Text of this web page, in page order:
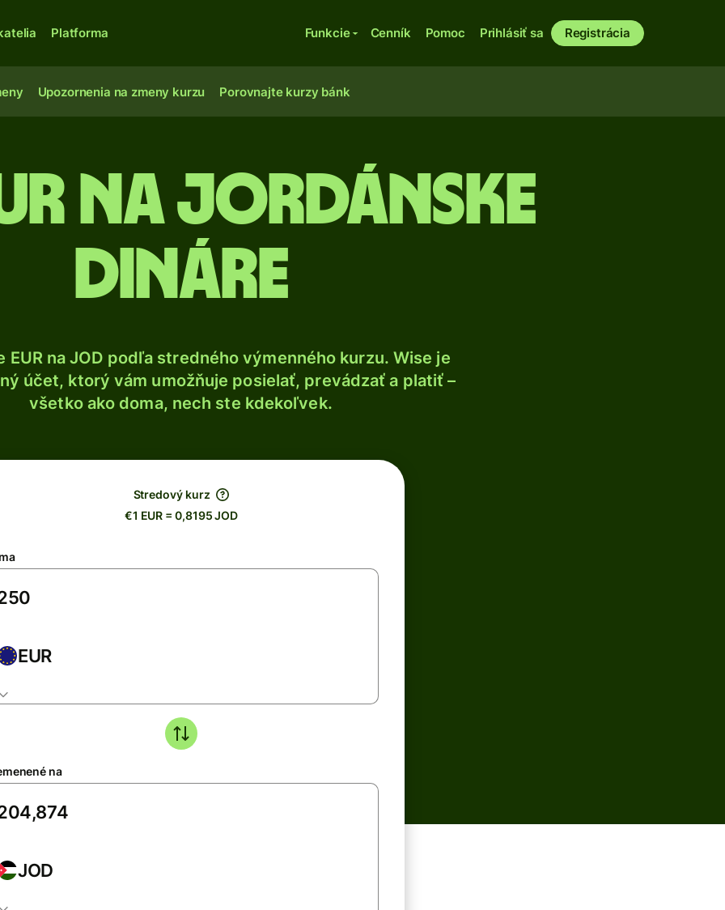
Platforma Funkcie Cenník Pomoc Prihlásiť sa Registrácia
Upozornenia na zmeny kurzu Porovnajte kurzy bánk
na jordánske
dináre
EUR na JOD podľa stredného výmenného kurzu. Wise je
účet, ktorý vám umožňuje posielať, prevádzať a platiť –
všetko ako doma, nech ste kdekoľvek.
Stredový kurz
€1 EUR = 0,8195 JOD
EUR
na
JOD